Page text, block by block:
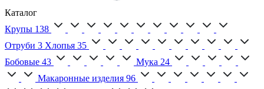
Каталог
Крупы 138
Отруби 3 Хлопья 35
Бобовые 43 Мука 24
Макаронные изделия 96